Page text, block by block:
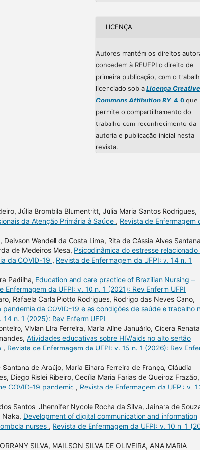
LICENÇA
Autores mantém os direitos
concedem à REUFPI o direito de
primeira publicação, com o
licenciado sob a Licença Creative
Commons Attibution BY4.0que
permite o compartilhamento do
trabalho com reconhecimento da
autoria e publicação inicial nesta
revista.
Júlia Brombila Blumentritt, Júlia Maria Santos Rodrigues,
da Atenção Primária à Saúde , Revista de Enfermagem
Wendell da Costa Lima, Rita de Cássia Alves
de Medeiros Mesa, Psicodinâmica do estresse relacionado
da COVID-19 , Revista de Enfermagem da UFPI: v. 14 n. 1
Padilha, Education and care practice of Brazilian Nursing –
Enfermagem da UFPI: v. 10 n. 1 (2021): Rev Enferm UFPI
Rafaela Carla Piotto Rodrigues, Rodrigo das Neves Cano,
pandemia da COVID-19 e as condições de saúde e trabalho
n. 1 (2025): Rev Enferm UFPI
Vivian Lira Ferreira, Maria Aline Januário, Cícera Renata
Atividades educativas sobre HIV/aids no alto sertão
, Revista de Enfermagem da UFPI: v. 15 n. 1 (2026): Rev
de Araújo, Maria Einara Ferreira de França, Cláudia
Diego Rislei Ribeiro, Cecília Maria Farias de Queiroz Frazão,
COVID-19 pandemic , Revista de Enfermagem da UFPI: v.
Santos, Jhennifer Nycole Rocha da Silva, Jainara de
Naka, Development of digital communication and information
nurses , Revista de Enfermagem da UFPI: v. 10 n. 1
SILVA, MAILSON SILVA DE OLIVEIRA, ANA MARIA